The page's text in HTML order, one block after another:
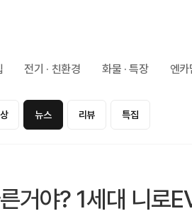
전기 · 친환경 화물 · 특장 엔
뉴스 리뷰 특집
거야? 1세대 니로